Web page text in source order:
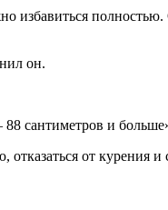
избавиться
он.
сантиметров и
от курения